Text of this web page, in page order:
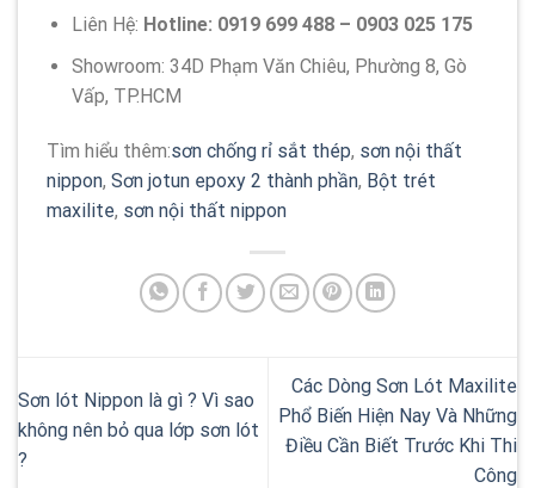
Liên Hệ: Hotline: 0919 699 488 – 0903 025 175
Showroom: 34D Phạm Văn Chiêu, Phường 8, Gò
Vấp, TP.HCM
Tìm hiểu thêm:sơn chống rỉ sắt thép, sơn nội thất
nippon, Sơn jotun epoxy 2 thành phần, Bột trét
maxilite, sơn nội thất nippon
Sơn lót Nippon là gì ? Vì sao
không nên bỏ qua lớp sơn lót
?
Các Dòng Sơn Lót Maxilite
Phổ Biến Hiện Nay Và Những
Điều Cần Biết Trước Khi Thi
Công